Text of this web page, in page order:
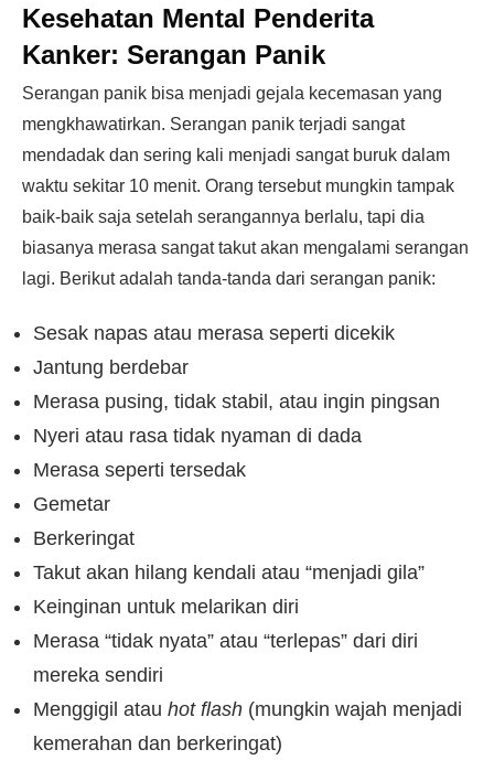
Kesehatan Mental Penderita
Kanker: Serangan Panik
Serangan panik bisa menjadi gejala kecemasan yang
mengkhawatirkan. Serangan panik terjadi sangat
mendadak dan sering kali menjadi sangat buruk dalam
waktu sekitar 10 menit. Orang tersebut mungkin tampak
baik-baik saja setelah serangannya berlalu, tapi dia
biasanya merasa sangat takut akan mengalami serangan
lagi. Berikut adalah tanda-tanda dari serangan panik:
Sesak napas atau merasa seperti dicekik
Jantung berdebar
Merasa pusing, tidak stabil, atau ingin pingsan
Nyeri atau rasa tidak nyaman di dada
Merasa seperti tersedak
Gemetar
Berkeringat
Takut akan hilang kendali atau “menjadi gila”
Keinginan untuk melarikan diri
Merasa “tidak nyata” atau “terlepas” dari diri
mereka sendiri
Menggigil atau hot flash (mungkin wajah menjadi
kemerahan dan berkeringat)